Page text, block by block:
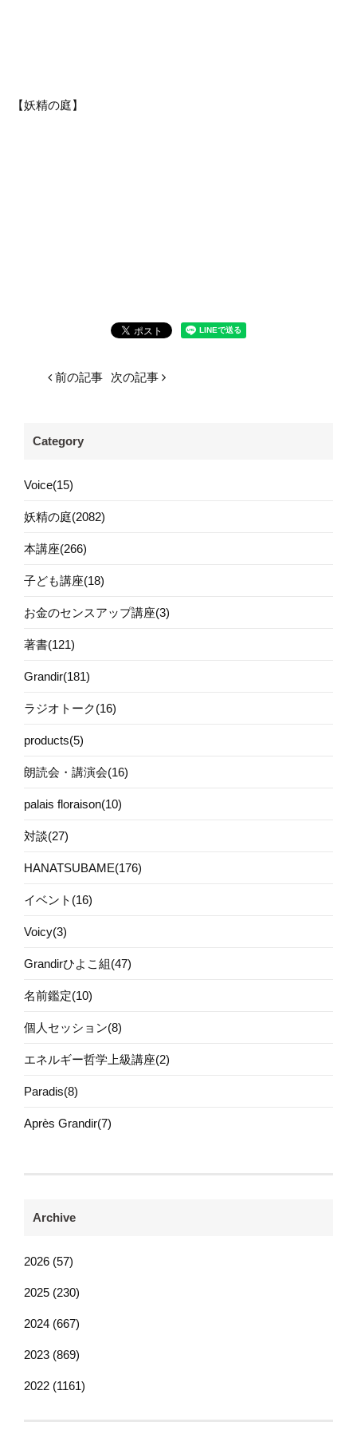
【妖精の庭】
前の記事 次の記事
Category
Voice(15)
妖精の庭(2082)
本講座(266)
子ども講座(18)
お金のセンスアップ講座(3)
著書(121)
Grandir(181)
ラジオトーク(16)
products(5)
朗読会・講演会(16)
palais floraison(10)
対談(27)
HANATSUBAME(176)
イベント(16)
Voicy(3)
Grandirひよこ組(47)
名前鑑定(10)
個人セッション(8)
エネルギー哲学上級講座(2)
Paradis(8)
Après Grandir(7)
Archive
2026 (57)
2025 (230)
2024 (667)
2023 (869)
2022 (1161)